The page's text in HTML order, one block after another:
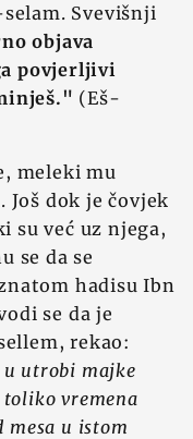
Svevišnji
objava
povjerljivi
(Eš-
meleki mu
dok je čovjek
su već uz njega,
se da se
hadisu Ibn
se da je
rekao:
u utrobi majke
toliko vremena
mesa u istom